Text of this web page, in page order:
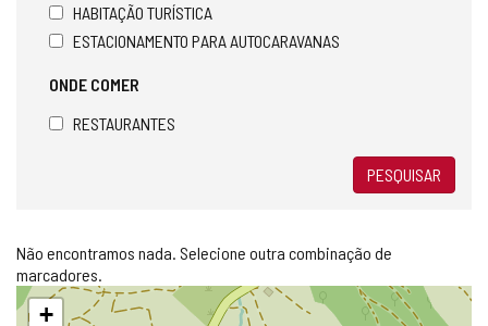
HABITAÇÃO TURÍSTICA
ESTACIONAMENTO PARA AUTOCARAVANAS
ONDE COMER
RESTAURANTES
PESQUISAR
Não encontramos nada. Selecione outra combinação de
marcadores.
Pular
mapa
+